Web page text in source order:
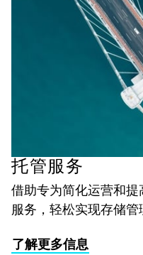
托管服务
借助专为简化运营和
服务，轻松实现存储管
了解更多信息